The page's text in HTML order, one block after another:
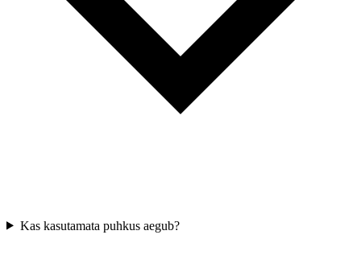
Kas kasutamata puhkus aegub?